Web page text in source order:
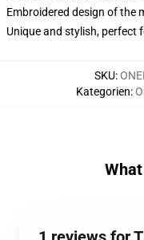
Embroidered design of the
Unique and stylish, perfect
SKU:
Kategorien: